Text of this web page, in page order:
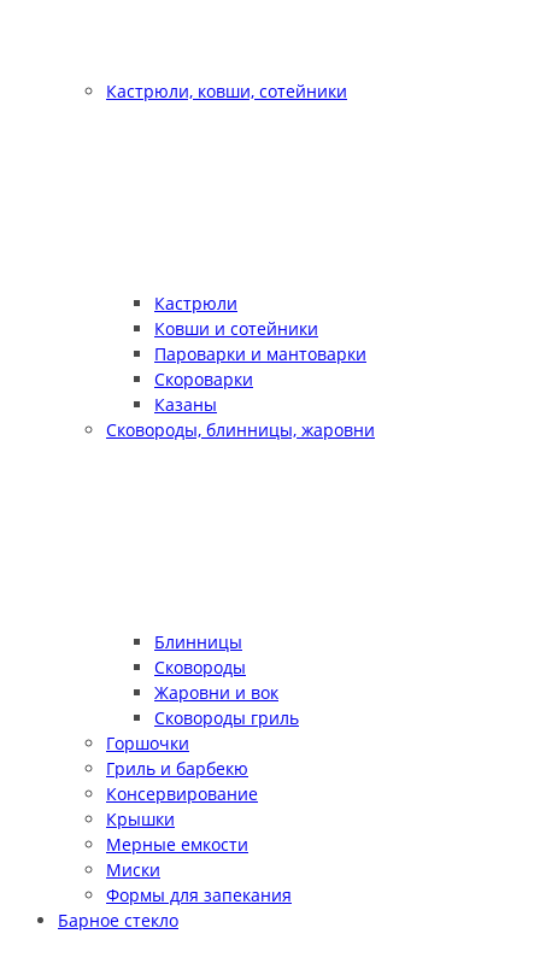
Кастрюли, ковши, сотейники
Кастрюли
Ковши и сотейники
Пароварки и мантоварки
Скороварки
Казаны
Сковороды, блинницы, жаровни
Блинницы
Сковороды
Жаровни и вок
Сковороды гриль
Горшочки
Гриль и барбекю
Консервирование
Крышки
Мерные емкости
Миски
Формы для запекания
Барное стекло